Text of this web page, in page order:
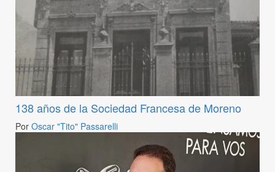
138 años de la Sociedad Francesa de Moreno
Por Oscar "Tito" Passarelli